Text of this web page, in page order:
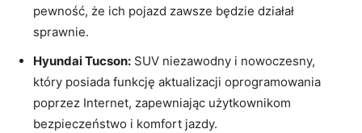
pewność, że⁤ ich pojazd zawsze będzie działał
sprawnie.
Hyundai Tucson: SUV niezawodny ‌i nowoczesny,
który posiada funkcję aktualizacji oprogramowania
poprzez Internet, zapewniając użytkownikom
bezpieczeństwo i komfort jazdy.